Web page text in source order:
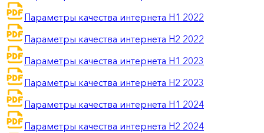
Параметры качества интернета H1 2022
Параметры качества интернета H2 2022
Параметры качества интернета H1 2023
Параметры качества интернета H2 2023
Параметры качества интернета H1 2024
Параметры качества интернета H2 2024